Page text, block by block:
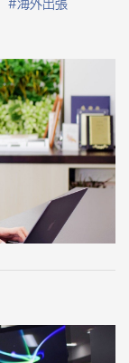
#海外出張